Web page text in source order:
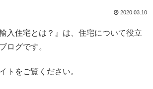
2020.03.10
入住宅とは？』は、住宅について役立
ログです。
トをご覧ください。